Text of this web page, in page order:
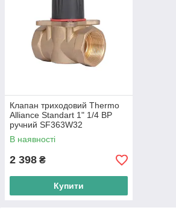
Клапан триходовий Thermo
Alliance Standart 1" 1/4 ВР
ручний SF363W32
В наявності
2 398 ₴
Купити